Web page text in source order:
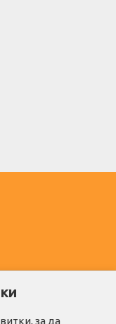
за да